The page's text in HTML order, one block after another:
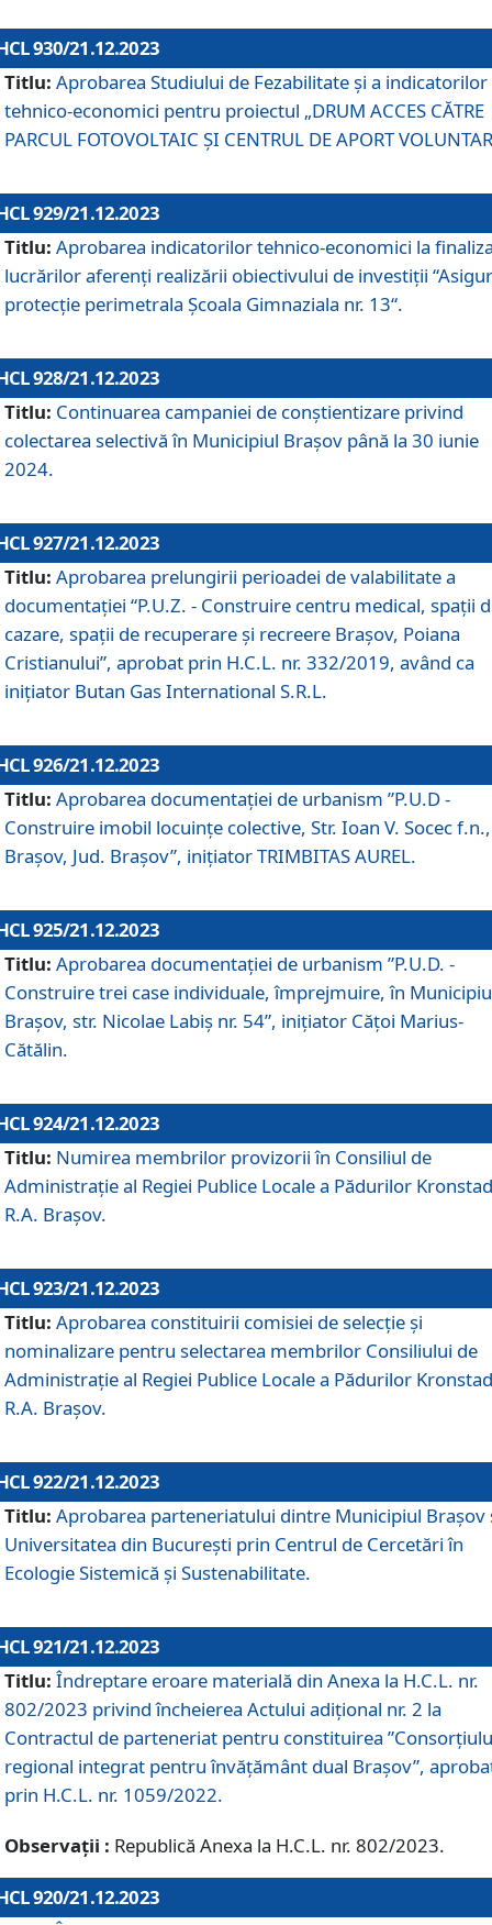
930/21.12.2023
Titlu: Aprobarea Studiului de Fezabilitate și a indicatorilor
tehnico-economici pentru proiectul „DRUM ACCES CĂTRE
PARCUL FOTOVOLTAIC ȘI CENTRUL DE APORT
929/21.12.2023
Titlu: Aprobarea indicatorilor tehnico-economici la
lucrărilor aferenți realizării obiectivului de investiții
protecție perimetrala Școala Gimnaziala nr. 13“.
928/21.12.2023
Titlu: Continuarea campaniei de conștientizare privind
colectarea selectivă în Municipiul Braşov până la 30 iunie
2024.
927/21.12.2023
Titlu: Aprobarea prelungirii perioadei de valabilitate a
documentaţiei “P.U.Z. - Construire centru medical, spații
cazare, spații de recuperare și recreere Brașov, Poiana
Cristianului”, aprobat prin H.C.L. nr. 332/2019, având ca
inițiator Butan Gas International S.R.L.
926/21.12.2023
Titlu: Aprobarea documentaţiei de urbanism ”P.U.D -
Construire imobil locuințe colective, Str. Ioan V. Socec f.n.,
Brașov, Jud. Brașov”, inițiator TRIMBITAS AUREL.
925/21.12.2023
Titlu: Aprobarea documentaţiei de urbanism ”P.U.D. -
Construire trei case individuale, împrejmuire, în
Brașov, str. Nicolae Labiș nr. 54”, inițiator Cățoi Marius-
Cătălin.
924/21.12.2023
Titlu: Numirea membrilor provizorii în Consiliul de
Administraţie al Regiei Publice Locale a Pădurilor
R.A. Brașov.
923/21.12.2023
Titlu: Aprobarea constituirii comisiei de selecție și
nominalizare pentru selectarea membrilor Consiliului de
Administrație al Regiei Publice Locale a Pădurilor
R.A. Brașov.
922/21.12.2023
Titlu: Aprobarea parteneriatului dintre Municipiul Brașov
Universitatea din București prin Centrul de Cercetări în
Ecologie Sistemică și Sustenabilitate.
921/21.12.2023
Titlu: Îndreptare eroare materială din Anexa la H.C.L. nr.
802/2023 privind încheierea Actului adițional nr. 2 la
Contractul de parteneriat pentru constituirea
regional integrat pentru învățământ dual Brașov”,
prin H.C.L. nr. 1059/2022.
Observații : Republică Anexa la H.C.L. nr. 802/2023.
920/21.12.2023